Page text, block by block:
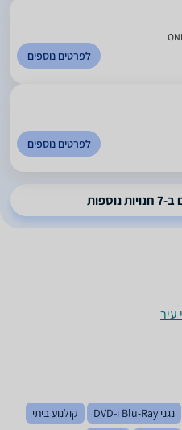
לפרטים נוספים
לפרטים נוספים
עיר
נגני Blu-Ray ו-DVD
קולנוע ביתי